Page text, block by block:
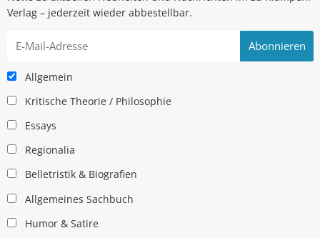
Verlag – jederzeit wieder abbestellbar.
Allgemein
Kritische Theorie / Philosophie
Essays
Regionalia
Belletristik & Biografien
Allgemeines Sachbuch
Humor & Satire